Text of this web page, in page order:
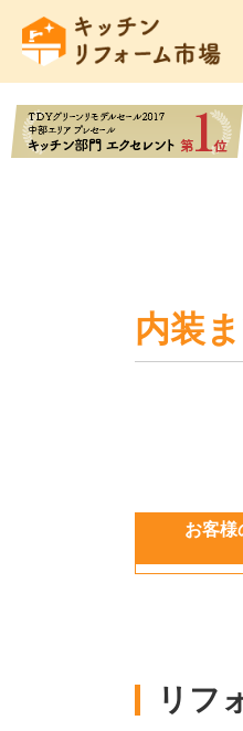
内装
お客様
リフ